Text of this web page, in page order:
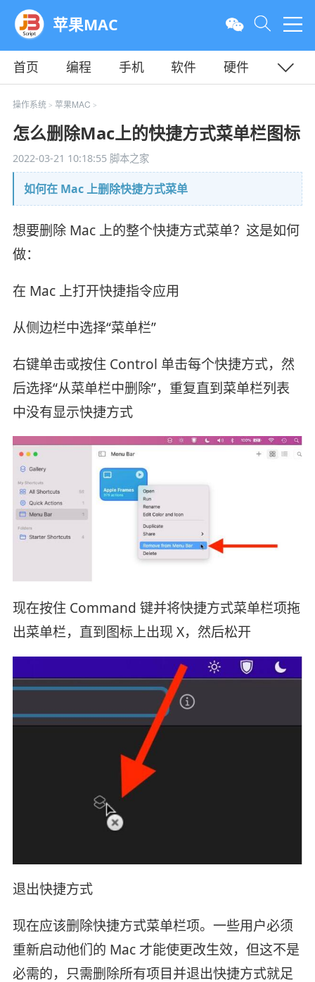
苹果MAC
首页 编程 手机 软件
硬件
教程
平面
操作系统> 苹果MAC >
怎么删除Mac上的快捷方式菜单栏图标
2022-03-21 10:18:55脚本之家
如何在 Mac 上删除快捷方式菜单
想要删除 Mac 上的整个快捷方式菜单？这是如何
做：
在 Mac 上打开快捷指令应用
从侧边栏中选择“菜单栏”
右键单击或按住 Control 单击每个快捷方式，然
后选择“从菜单栏中删除”，重复直到菜单栏列表
中没有显示快捷方式
现在按住 Command 键并将快捷方式菜单栏项拖
出菜单栏，直到图标上出现 X，然后松开
退出快捷方式
现在应该删除快捷方式菜单栏项。一些用户必须
重新启动他们的 Mac 才能使更改生效，但这不是
必需的，只需删除所有项目并退出快捷方式就足